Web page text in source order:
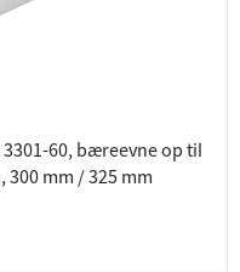
60, bæreevne op til
mm / 325 mm